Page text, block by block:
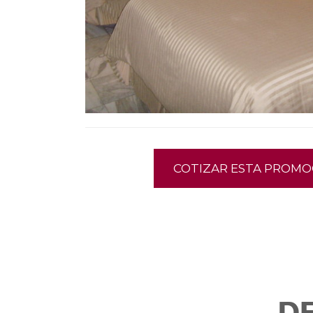
COTIZAR ESTA